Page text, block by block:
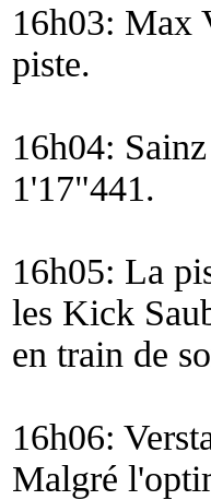
16h03: Max
piste.
16h04:
1'17"441.
16h05: La
les Kick
en train de
16h06:
Malgré